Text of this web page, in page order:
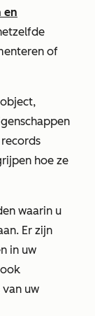
en
of
hoe ze
waarin u
Er zijn
in uw
uw